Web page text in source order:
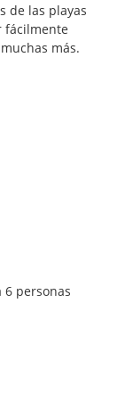
de las playas
fácilmente
más.
6 personas